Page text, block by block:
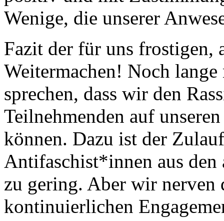
Wenige, die unserer
Fazit der für uns frostigen,
Weitermachen! Noch
sprechen, dass wir den
Teilnehmenden auf
können. Dazu ist der
Antifaschist*innen aus
zu gering. Aber wir nerven
kontinuierlichen